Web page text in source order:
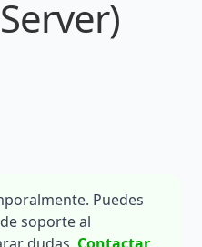
Puedes
soporte al